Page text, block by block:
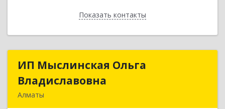
Показать контакты
Назад
ИП Мыслинская Ольга
Владиславовна
Алматы
ИП Мыслинская Ольга